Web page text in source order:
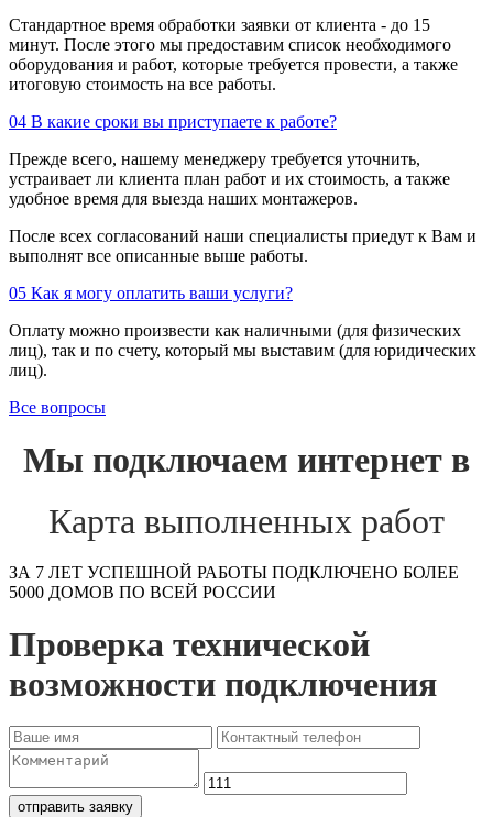
Стандартное время обработки заявки от клиента - до 15
минут. После этого мы предоставим список необходимого
оборудования и работ, которые требуется провести, а также
итоговую стоимость на все работы.
04 В какие сроки вы приступаете к работе?
Прежде всего, нашему менеджеру требуется уточнить,
устраивает ли клиента план работ и их стоимость, а также
удобное время для выезда наших монтажеров.
После всех согласований наши специалисты приедут к Вам и
выполнят все описанные выше работы.
05 Как я могу оплатить ваши услуги?
Оплату можно произвести как наличными (для физических
лиц), так и по счету, который мы выставим (для юридических
лиц).
Все вопросы
Мы подключаем интернет в
Карта выполненных работ
ЗА 7 ЛЕТ УСПЕШНОЙ РАБОТЫ ПОДКЛЮЧЕНО БОЛЕЕ
5000 ДОМОВ ПО ВСЕЙ РОССИИ
Проверка технической
возможности подключения
отправить заявку